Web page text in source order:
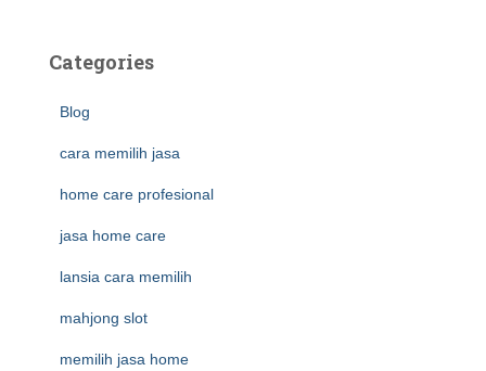
Categories
Blog
cara memilih jasa
home care profesional
jasa home care
lansia cara memilih
mahjong slot
memilih jasa home